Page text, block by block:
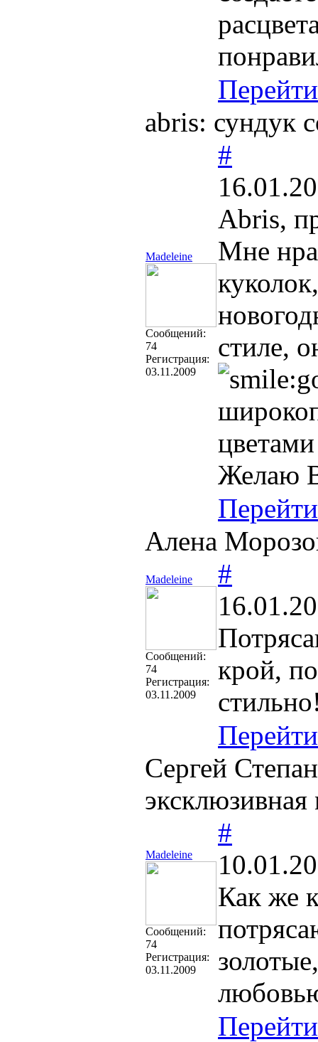
Перейти
abris: сундук
Madeleine
Cообщений:
74
Регистрация:
03.11.2009
#
Abris,
Мне
стиле,
Желаю
Перейти
Алена
Madeleine
Cообщений:
74
Регистрация:
03.11.2009
#
крой,
Перейти
Сергей
эксклюзивная
Madeleine
Cообщений:
74
Регистрация:
03.11.2009
#
Как же
Перейти